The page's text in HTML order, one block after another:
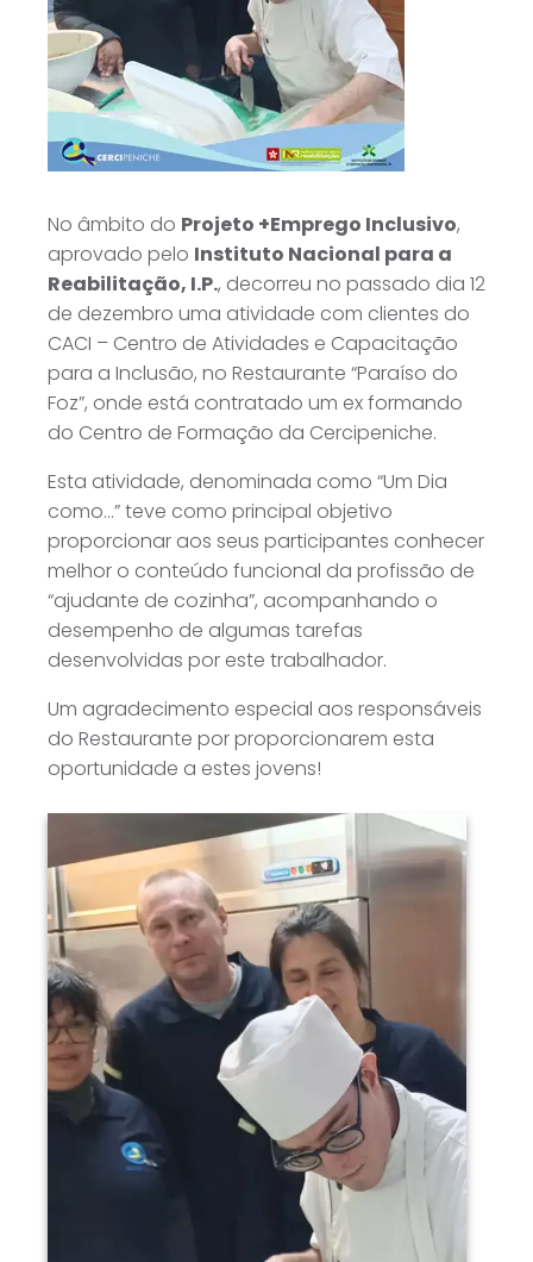
No âmbito do Projeto +Emprego Inclusivo,
aprovado pelo Instituto Nacional para a
Reabilitação, I.P., decorreu no passado dia 12
de dezembro uma atividade com clientes do
CACI – Centro de Atividades e Capacitação
para a Inclusão, no Restaurante “Paraíso do
Foz”, onde está contratado um ex formando
do Centro de Formação da Cercipeniche.
Esta atividade, denominada como “Um Dia
como…” teve como principal objetivo
proporcionar aos seus participantes conhecer
melhor o conteúdo funcional da profissão de
“ajudante de cozinha”, acompanhando o
desempenho de algumas tarefas
desenvolvidas por este trabalhador.
Um agradecimento especial aos responsáveis
do Restaurante por proporcionarem esta
oportunidade a estes jovens!